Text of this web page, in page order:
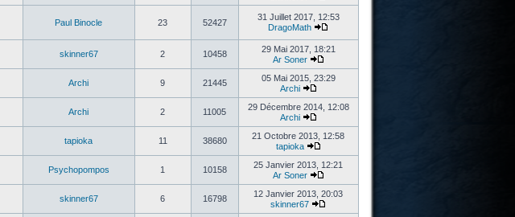
Paul Binocle 23 52427
31 Juillet 2017, 12:53
DragoMath
skinner67 2 10458
29 Mai 2017, 18:21
Ar Soner
Archi 9 21445
05 Mai 2015, 23:29
Archi
Archi 2 11005
29 Décembre 2014, 12:08
Archi
tapioka 11 38680
21 Octobre 2013, 12:58
tapioka
Psychopompos 1 10158
25 Janvier 2013, 12:21
Ar Soner
skinner67 6 16798
12 Janvier 2013, 20:03
skinner67